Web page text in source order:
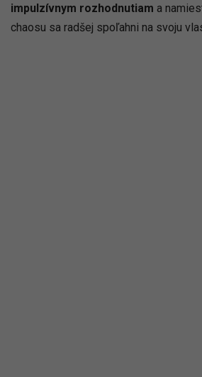
impulzívnym rozhodnutiam a
chaosu sa radšej spoľahni na svoju